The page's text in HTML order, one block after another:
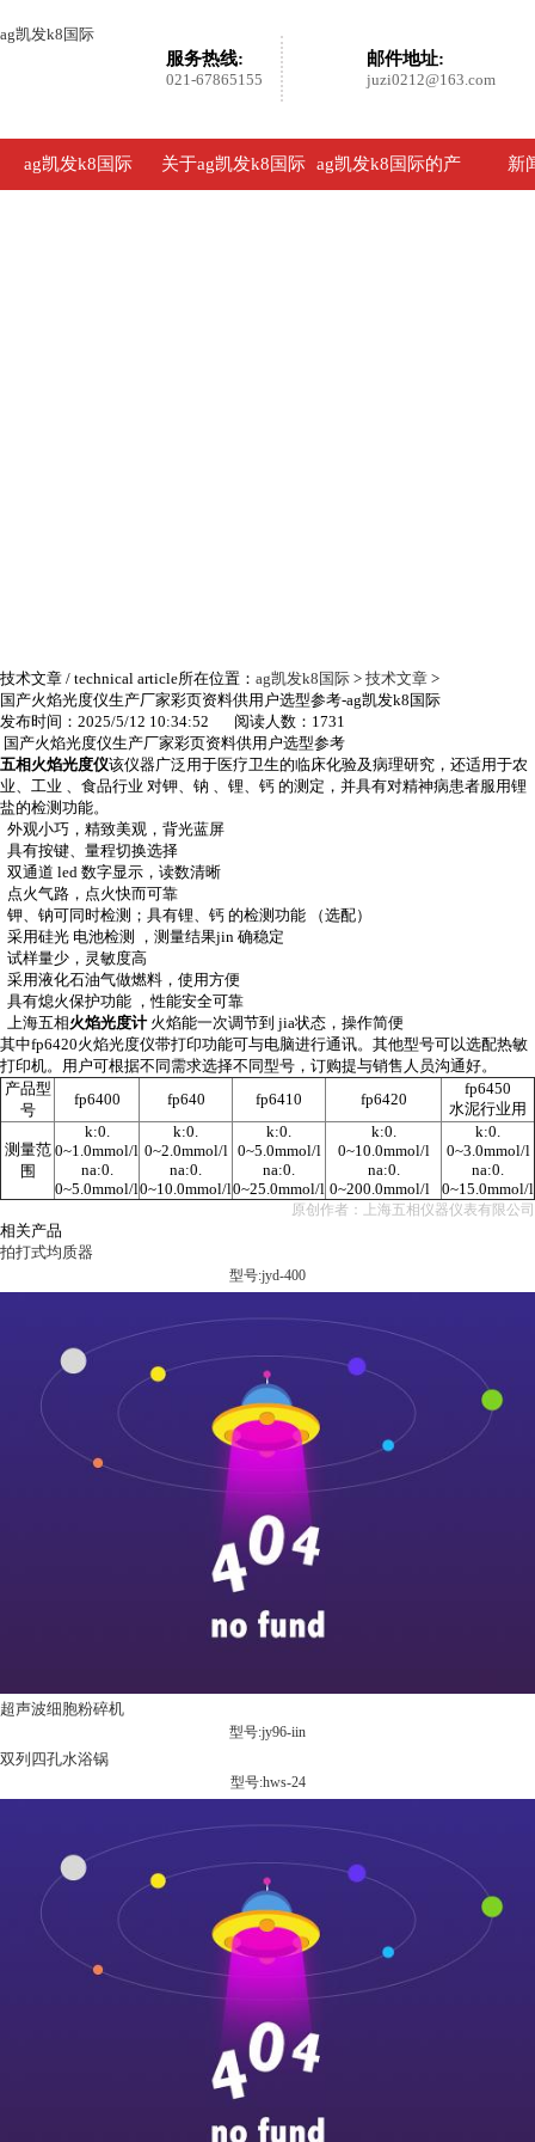
ag凯发k8国际
邮件地址:
juzi0212@163.com
服务热线:
021-67865155
ag凯发k8国际 关于ag凯发k8国际 ag凯发k8国际的产 新
技术文章 / technical article所在位置： ag凯发k8国际 > 技术文章 >
国产火焰光度仪生产厂家彩页资料供用户选型参考-ag凯发k8国际
发布时间：2025/5/12 10:34:52 阅读人数：1731
国产火焰光度仪生产厂家彩页资料供用户选型参考
五相火焰光度仪该仪器广泛用于医疗卫生的临床化验及病理研究，还适用于农
业、工业 、食品行业 对钾、钠 、锂、钙 的测定，并具有对精神病患者服用锂
盐的检测功能。
外观小巧，精致美观，背光蓝屏
具有按键、量程切换选择
双通道 led 数字显示，读数清晰
点火气路，点火快而可靠
钾、钠可同时检测；具有锂、钙 的检测功能 （选配）
采用硅光 电池检测 ，测量结果jin 确稳定
试样量少，灵敏度高
采用液化石油气做燃料，使用方便
具有熄火保护功能 ，性能安全可靠
上海五相火焰光度计 火焰能一次调节到 jia状态，操作简便
其中fp6420火焰光度仪带打印功能可与电脑进行通讯。其他型号可以选配热敏
打印机。用户可根据不同需求选择不同型号，订购提与销售人员沟通好。
产品型
号
fp6400 fp640 fp6410 fp6420
fp6450
水泥行业用
测量范
围
k:0.
0~1.0mmol/l
na:0.
0~5.0mmol/l
k:0.
0~2.0mmol/l
na:0.
0~10.0mmol/l
k:0.
0~5.0mmol/l
na:0.
0~25.0mmol/l
k:0.
0~10.0mmol/l
na:0.
0~200.0mmol/l
k:0.
0~3.0mmol/l
na:0.
0~15.0mmol/l
原创作者：上海五相仪器仪表有限公司
相关产品
拍打式均质器
型号:jyd-400
超声波细胞粉碎机
型号:jy96-iin
双列四孔水浴锅
型号:hws-24